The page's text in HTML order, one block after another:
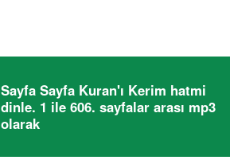
Sayfa Sayfa Kuran'ı Kerim hatmi
dinle. 1 ile 606. sayfalar arası mp3
olarak